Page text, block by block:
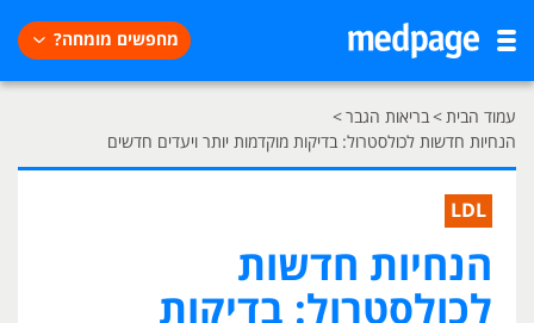
מחפשים מומחה?
עמוד הבית>בריאות הגבר>
הנחיות חדשות לכולסטרול: בדיקות מוקדמות יותר ויעדים חדשים
LDL
הנחיות חדשות
לכולסטרול: בדיקות